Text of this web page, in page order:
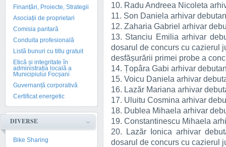
Finanțări, Proiecte, Strategii
Asociații de proprietari
Comisia paritară
Conduita profesională
Listă bunuri cu titlu gratuit
Etică și integritate în
administrația locală a
Municipiului Focșani
Guvernanță corporativă
Certificat energetic
DIVERSE
Bike Sharing
10. Radu Andreea Nicoleta
11. Son Daniela arhivar
12. Zaharia Gabriel arhivar
13. Stanciu Emilia arhivar
dosarul de concurs cu cazierul
desfășurării primei probe a
14. Țopâra Gabi arhivar
15. Voicu Daniela arhivar
16. Lazăr Mariana arhivar
17. Uluitu Cosmina arhivar
18. Dublea Mihaela arhivar
19. Constantinescu Mihaela
20. Lazăr Ionica arhivar
dosarul de concurs cu cazierul